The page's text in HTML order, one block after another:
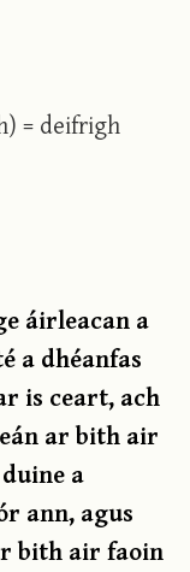
= deifrigh
áirleacan a
a dhéanfas
is ceart, ach
ar bith air
a
ann, agus
bith air faoin